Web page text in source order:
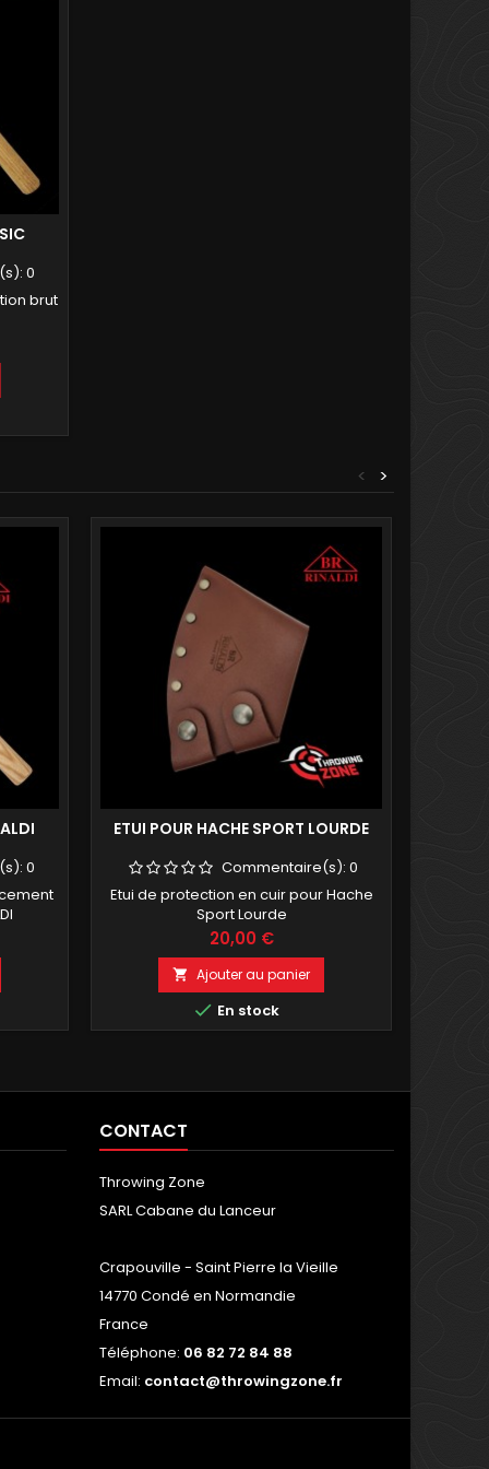
0
brut
>
<
0
ETUI POUR HACHE SPORT LOURDE
Commentaire(s): 0
Etui de protection en cuir pour Hache
Sport Lourde
Prix
20,00 €
 Ajouter au panier
 En stock
CONTACT
Throwing Zone
SARL Cabane du Lanceur
Crapouville - Saint Pierre la Vieille
14770 Condé en Normandie
France
Téléphone: 06 82 72 84 88
Email: contact@throwingzone.fr